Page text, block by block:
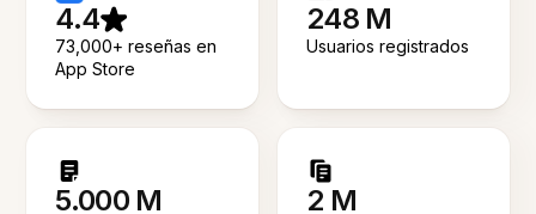
4.4
73,000+ reseñas en
App Store
248 M
Usuarios registrados
5.000 M 2 M